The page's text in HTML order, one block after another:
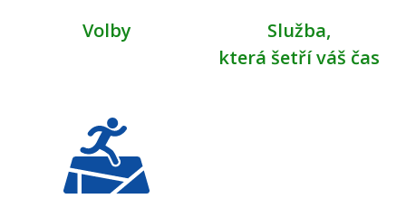
Volby
Služba,
která šetří váš čas